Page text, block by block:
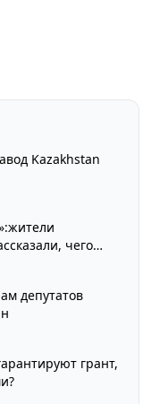
Kazakhstan
чего
депутатов
грант,